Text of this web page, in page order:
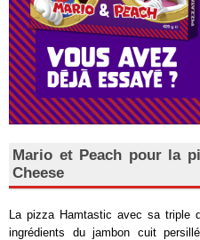
Mario et Peach pour la
Cheese
La pizza Hamtastic avec sa triple
ingrédients du jambon cuit